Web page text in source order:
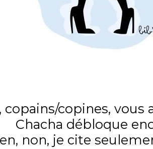
copains/copines, vous
Chacha débloque
non, je cite